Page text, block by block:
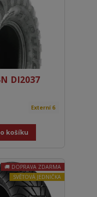
DI2037
Externí 6
košíku
DOPRAVA ZDARMA
SVĚTOVÁ JEDNIČKA